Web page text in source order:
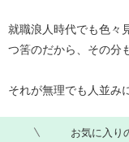
就職浪人時代でも色々
つ筈のだから、その分
それが無理でも人並み
お気に入り